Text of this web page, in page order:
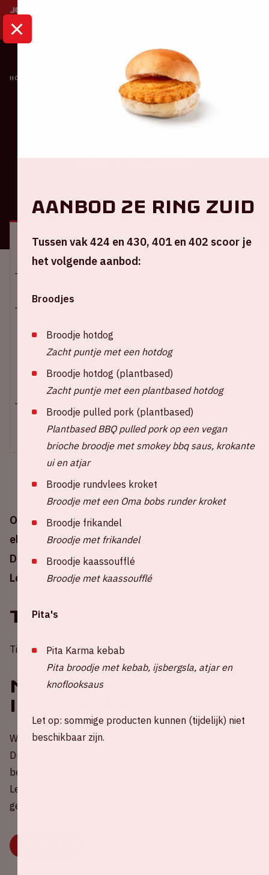
HOME NEDERLAND - DUITSLAND
Oranje
Duitsland
ALGEMEEN BEZOEKERSINFORMATIE
Op dinsdag 10 september speelt het Nederlands
elftal tegen Duitsland in de Johan Cruijff ArenA.
Deze wedstrijd is onderdeel van de UEFA Nations
League.
Tickets
Tickets voor Nederland - Duitsland zijn uitverkocht.
Nederland - Duitsland
in de ArenA
Wil je weten wat je kunt verwachten van Nederland -
Duitsland in de Johan Cruijff ArenA? Of ben je gewoon
benieuwd naar de statistieken van vorige wedstrijden?
Lees dan de blog waar we alles op een rijtje hebben
gezet!
Start wedstrijd - 20:45 uur
Einde wedstrijd - 22:30 uur
UITVERKOCHT
Aanbod 2e ring Zuid
Tussen vak 424 en 430, 401 en 402 scoor je
het volgende aanbod:
Broodjes
Broodje hotdog
Zacht puntje met een hotdog
Broodje hotdog (plantbased)
Zacht puntje met een plantbased hotdog
Broodje pulled pork (plantbased)
Plantbased BBQ pulled pork op een vegan
brioche broodje met smokey bbq saus, krokante
ui en atjar
Broodje rundvlees kroket
Broodje met een Oma bobs runder kroket
Broodje frikandel
Broodje met frikandel
Broodje kaassoufflé
Broodje met kaassoufflé
Pita's
Pita Karma kebab
Pita broodje met kebab, ijsbergsla, atjar en
knoflooksaus
Let op: sommige producten kunnen (tijdelijk) niet
beschikbaar zijn.